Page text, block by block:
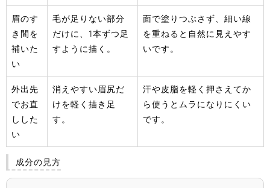
眉のす
き間を
補いた
い
毛が足りない部分
だけに、1本ずつ足
すように描く。
面で塗りつぶさず、細い線
を重ねると自然に見えやす
いです。
外出先
でお直
しした
い
消えやすい眉尻だ
けを軽く描き足
す。
汗や皮脂を軽く押さえてか
ら使うとムラになりにくい
です。
成分の見方